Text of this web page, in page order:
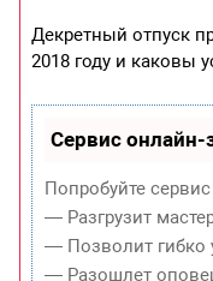
Декретный отпуск
2018 году и каковы
Сервис онлайн-
Попробуйте
— Разгрузит
— Позволит гибко
— Разошлет